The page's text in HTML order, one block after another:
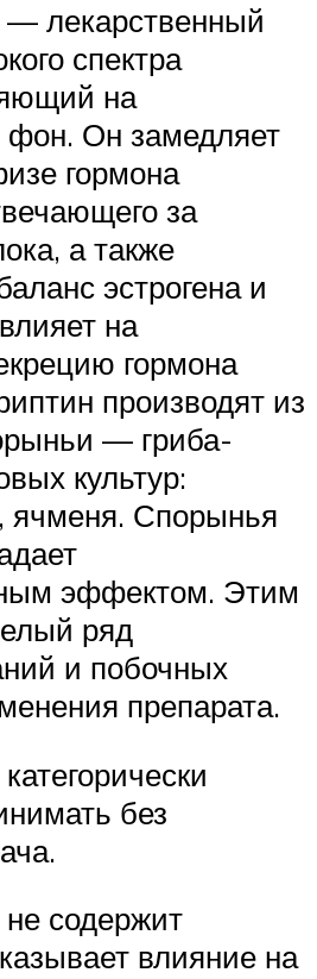
— лекарственный
спектра
на
фон. Он замедляет
гормона
за
а также
эстрогена и
на
гормона
производят из
— гриба-
культур:
Спорынья
эффектом. Этим
ряд
и побочных
препарата.
без
содержит
влияние на